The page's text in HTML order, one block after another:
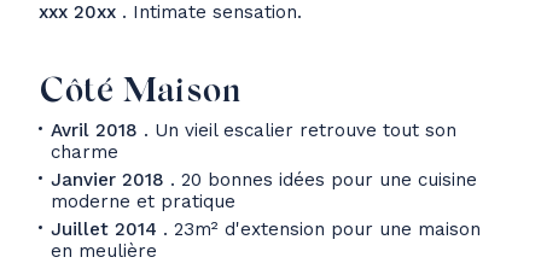
xxx 20xx . Intimate sensation.
Côté Maison
Avril 2018 . Un vieil escalier retrouve tout son
charme
Janvier 2018 . 20 bonnes idées pour une cuisine
moderne et pratique
Juillet 2014 . 23m² d'extension pour une maison
en meulière